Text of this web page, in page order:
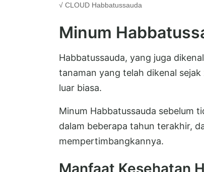
√ CLOUD Habbatussauda
Minum
Habbatussauda, yang juga
tanaman yang telah dikenal
luar biasa.
Minum Habbatussauda sebelum
dalam beberapa tahun terakhir,
mempertimbangkannya.
Manfaat Kesehatan